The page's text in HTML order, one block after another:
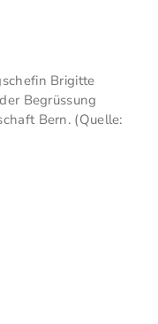
Brigitte
Begrüssung
Bern. (Quelle: